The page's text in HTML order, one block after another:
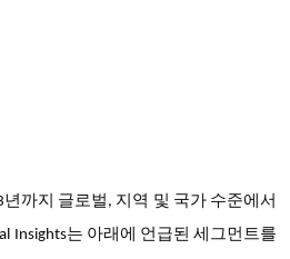
까지 글로벌, 지역 및 국가 수준에서
Insights는 아래에 언급된 세그먼트를